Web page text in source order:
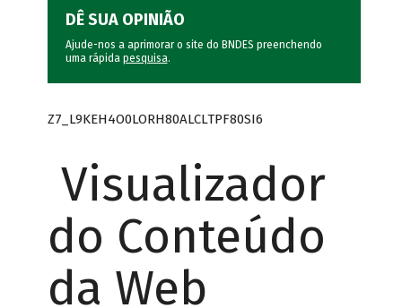
DÊ SUA OPINIÃO
Ajude-nos a aprimorar o site do BNDES preenchendo
uma rápida pesquisa.
Z7_L9KEH4O0LORH80ALCLTPF80SI6
Visualizador
do Conteúdo
da Web